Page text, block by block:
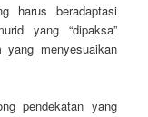
harus beradaptasi
yang “dipaksa”
menyesuaikan
pendekatan yang